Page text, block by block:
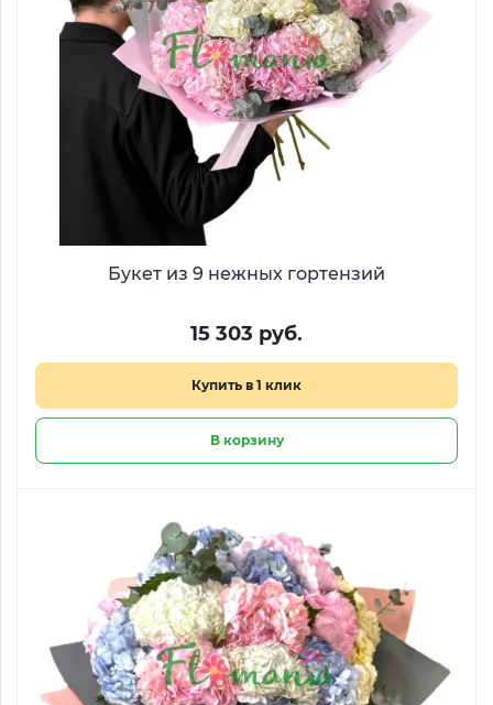
Букет из 9 нежных гортензий
15 303 руб.
Купить в 1 клик
В корзину